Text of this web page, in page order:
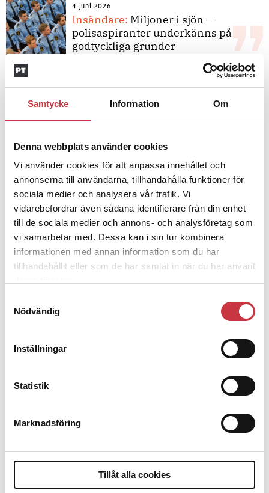
Samtycke Information Om
Denna webbplats använder cookies
Vi använder cookies för att anpassa innehållet och
annonserna till användarna, tillhandahålla funktioner för
sociala medier och analysera vår trafik. Vi
vidarebefordrar även sådana identifierare från din enhet
till de sociala medier och annons- och analysföretag som
vi samarbetar med. Dessa kan i sin tur kombinera
informationen med annan information som du har
tillhandahållit eller som de har samlat in när du har använt
Nödvändig
Inställningar
Statistik
Marknadsföring
Tillåt alla cookies
4 juni 2026
Insändare: Miljoner i sjön –
polisaspiranter underkänns på
godtyckliga grunder
Jens Mårtensson:
Snart 20 år i tjänst
– nu ska han lära sig grunderna
4 juni 2026
Polisregionen erkänner fel: ”Kommer
att rättas till”
Debatt
Det är inte evidenskrav som
Debatt:Med för höga krav på evidens
kan polisen inte göra något alls